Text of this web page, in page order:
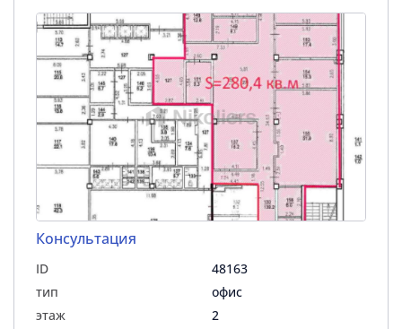
Консультация
ID
48163
тип
офис
этаж
2